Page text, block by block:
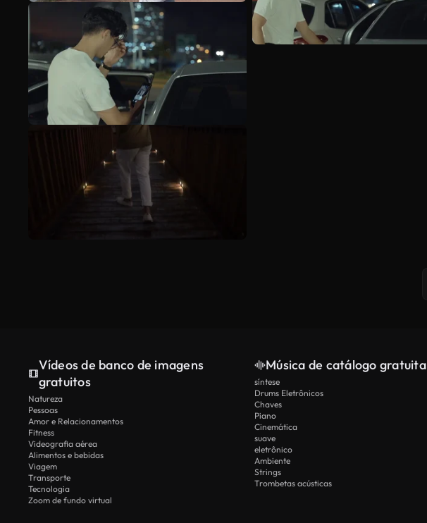
Vídeos de banco de imagens
gratuitos
Natureza
Pessoas
Amor e Relacionamentos
Fitness
Videografia aérea
Alimentos e bebidas
Viagem
Transporte
Tecnologia
Zoom de fundo virtual
Música de catálogo gratuita
síntese
Drums Eletrônicos
Chaves
Piano
Cinemática
suave
eletrônico
Ambiente
Strings
Trombetas acústicas